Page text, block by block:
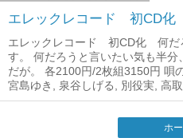
エレックレコード 初CD化
エレックレコード 初CD化 何だ
す。 何だろうと言いたい気も半
だが。 各2100円/2枚組3150円 唄
宮島ゆき, 泉谷しげる, 別役実, 高取
ホ